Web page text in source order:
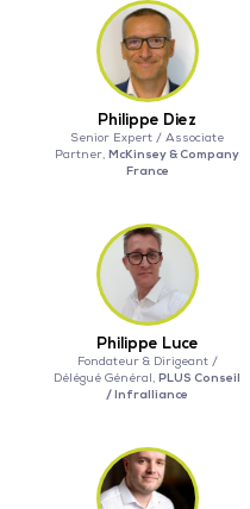
Philippe Diez
Senior Expert / Associate
Partner,McKinsey & Company
France
Philippe Luce
Fondateur & Dirigeant /
Délégué Général,PLUS Conseil
/ Infralliance